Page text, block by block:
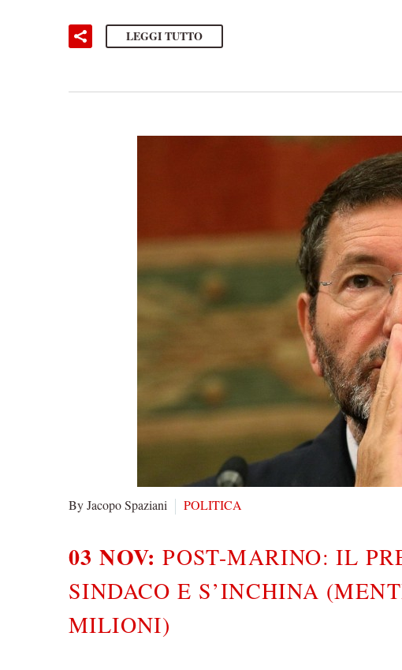
LEGGI TUTTO
By Jacopo Spaziani POLITICA
03 NOV:POST-MARINO: IL
SINDACO E S’INCHINA
MILIONI)